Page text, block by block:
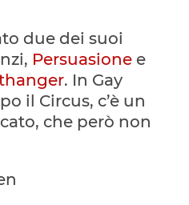
due dei suoi
Persuasionee
. In Gay
il Circus, c’è un
che però non